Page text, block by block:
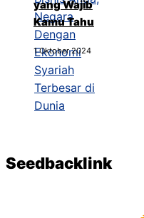
yang Wajib
Kamu Tahu
1 Oktober 2024
Seedbacklink